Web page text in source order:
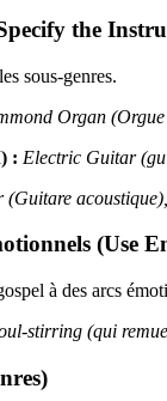
the
sous-genres.
Organ
: Electric Guitar
(Guitare
(Use
à des arcs
stirring (qui